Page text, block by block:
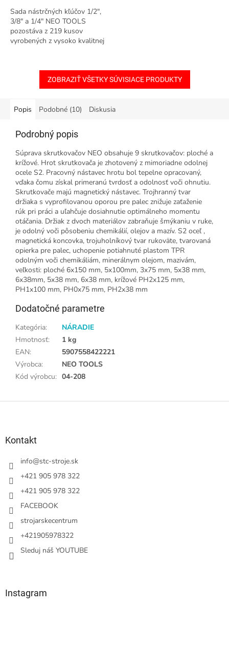
Sada nástrčných kľúčov 1/2",
3/8" a 1/4" NEO TOOLS
pozostáva z 219 kusov
vyrobených z vysoko kvalitnej
ZOBRAZIŤ VŠETKY SÚVISIACE PRODUKTY
Popis Podobné (10) Diskusia
Podrobný popis
Súprava skrutkovačov NEO obsahuje 9 skrutkovačov: ploché a
krížové. Hrot skrutkovača je zhotovený z mimoriadne odolnej
ocele S2. Pracovný nástavec hrotu bol tepelne opracovaný,
vďaka čomu získal primeranú tvrdosť a odolnosť voči ohnutiu.
Skrutkovače majú magnetický nástavec. Trojhranný tvar
držiaka s vyprofilovanou oporou pre palec znižuje zaťaženie
rúk pri práci a uľahčuje dosiahnutie optimálneho momentu
otáčania. Držiak z dvoch materiálov zabraňuje šmýkaniu v ruke,
je odolný voči pôsobeniu chemikálií, olejov a mazív. S2 oceľ ,
magnetická koncovka, trojuholníkový tvar rukoväte, tvarovaná
opierka pre palec, uchopenie potiahnuté plastom TPR
odolným voči chemikáliám, minerálnym olejom, mazivám,
veľkosti: ploché 6x150 mm, 5x100mm, 3x75 mm, 5x38 mm,
6x38mm, 5x38 mm, 6x38 mm, krížové PH2x125 mm,
PH1x100 mm, PH0x75 mm, PH2x38 mm
Dodatočné parametre
Kategória:
NÁRADIE
Hmotnosť:
1 kg
EAN:
5907558422221
Výrobca:
NEO TOOLS
Kód výrobcu: 04-208
Kontakt
info@stc-stroje.sk
+421 905 978 322
+421 905 978 322
FACEBOOK
strojarskecentrum
+421905978322
Sleduj náš YOUTUBE
Instagram